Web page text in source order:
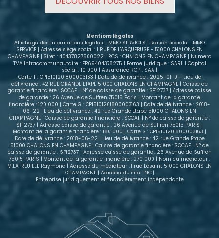
rue, avec très peu de passage, tout en étant à
proximité immédiate de toutes les commodités.
Chauffage électrique, Classe énergétique C, un bon
consommations. Loyer hors charges : 620 €
Charges : 40 € (comprenant électricité des
communs, ascenseur, eau froide et ordures
ménagères) Dépôt de garantie : 620 € Contactez-
nous pour programmer une visite et vous projeter
dans ce bel appartement
Mentions légales
Affichage des informations légales : IMMO SERVICES | Raison sociale : IMMO
SERVICE | Adresse siège social : 1 RUE DE L'ARQUEBUSE - 51000 CHALONS EN
CHAMPAGNE | Siret : 40437827500022 | RCS : CHALONS EN CHAMPAGNE | Numero
TVA Intracommunautaire : FR69404378275 | Forme juridique : SARL | Capital
social : 10 000 | Assurance RCP : SAA |
Carte T : CPI5101201800003163 | Date de délivrance : 2025-01-01 | Lieu de
délivrance : 42 RUE GRANDE ETAPE 51000 CHALONS EN CHAMPAGNE | Caisse de
garantie financière : SOCAF. | N° de caisse de garantie : SP12737 | Adresse caisse
de garantie : 26 Avenue de Suffren 75015 Paris | Montant de la garantie
financière : 120 000 | Carte G : CPI5101201800003163 | Date de délivrance : 2018-
06-22 | Lieu de délivrance : 42 rue Grande Etape 51000 CHALONS EN
CHAMPAGNE | Caisse de garantie financière : SOCAF | N° de caisse de garantie :
SP12737 | Adresse caisse de garantie : 26 Avenue de Suffren 75015 PARIS |
Montant de la garantie financière : 180 000 | Carte S : CPI5101201800003163 |
Date de délivrance : 2018-06-22 | Lieu de délivrance : 42 rue Grande Etape
51000 CHALONS EN CHAMPAGNE | Caisse de garantie financière : SOCAF | N° de
caisse de garantie : SP12737 | Adresse caisse de garantie : 26 Avenue de Suffren
75015 PARIS | Montant de la garantie financière : 270 000 | Nom du médiateur :
M.LATREUILLE Raymond | Adresse du médiateur : 1 rue Lesaint 51000 CHALONS EN
CHAMPAGNE | Adresse du site : NC |
Entreprise juridiquement et financièrement indépendante